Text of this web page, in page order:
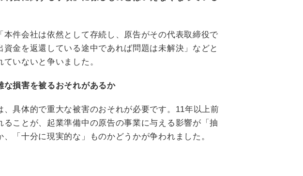
件会社は依然として存続し、原告がその代表取締役で
金を返還している途中であれば問題は未解決」などと
いないと争いました。
損害を被るおそれがあるか
具体的で重大な被害のおそれが必要です。11年以上前
ことが、起業準備中の原告の事業に与える影響が「抽
「十分に現実的な」ものかどうかが争われました。